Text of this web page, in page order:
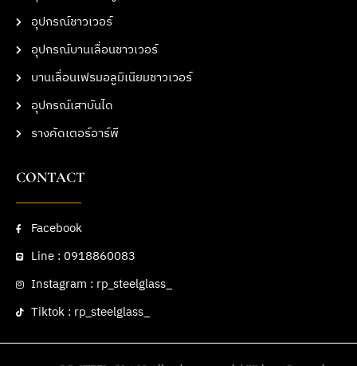
อุปกรณ์ชาวเวอร์
อุปกรณ์บานเลื่อนชาวเวอร์
บานเลื่อนเฟรมอลูมิเนียมชาวเวอร์
อุปกรณ์เสาบันได
รางคัดเตอร์อาร์พี
CONTACT
Facebook
Line : 0918860083
Instagram : rp_steelglass_
Tiktok : rp_steelglass_